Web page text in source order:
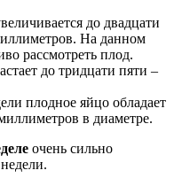
до двадцати
На данном
рассмотреть плод.
до тридцати пяти –
плодное яйцо обладает
в диаметре.
очень сильно